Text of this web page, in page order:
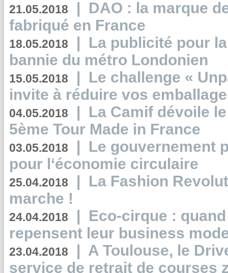
21.05.2018 | DAO : la marque
fabriqué en France
18.05.2018 | La publicité pour
bannie du métro Londonien
15.05.2018 | Le challenge «
invite à réduire vos
04.05.2018 | La Camif dévoile
5ème Tour Made in France
03.05.2018 | Le gouvernement
pour l‘économie circulaire
25.04.2018 | La Fashion
marche !
24.04.2018 | Eco-cirque :
repensent leur business
23.04.2018 | A Toulouse, le
service de retrait de courses